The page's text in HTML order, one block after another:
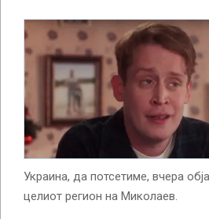
Украина, да потсетиме, вчера
целиот регион на Миколаев.